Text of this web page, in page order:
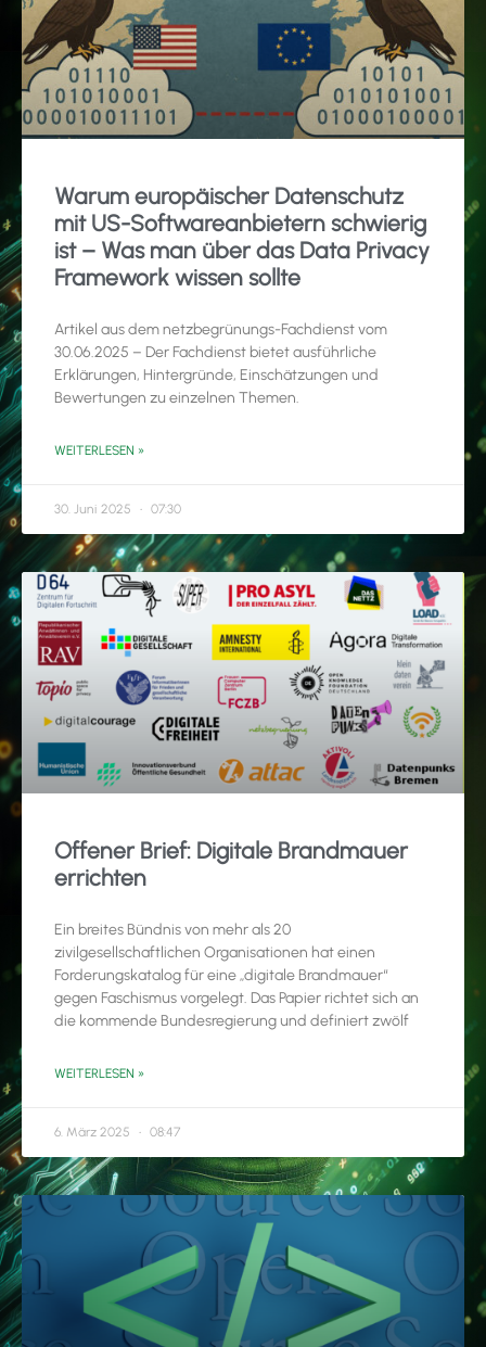
Warum europäischer Datenschutz
mit US-Softwareanbietern schwierig
ist – Was man über das Data Privacy
Framework wissen sollte
Artikel aus dem netzbegrünungs-Fachdienst vom
30.06.2025 – Der Fachdienst bietet ausführliche
Erklärungen, Hintergründe, Einschätzungen und
Bewertungen zu einzelnen Themen.
WEITERLESEN »
30. Juni 2025 07:30
Offener Brief: Digitale Brandmauer
errichten
Ein breites Bündnis von mehr als 20
zivilgesellschaftlichen Organisationen hat einen
Forderungskatalog für eine „digitale Brandmauer“
gegen Faschismus vorgelegt. Das Papier richtet sich an
die kommende Bundesregierung und definiert zwölf
WEITERLESEN »
6. März 2025 08:47